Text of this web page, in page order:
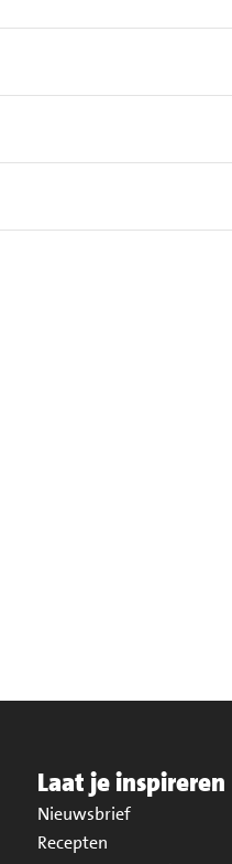
Laat je inspireren
Nieuwsbrief
Recepten